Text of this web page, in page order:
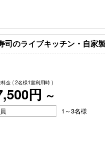
司のライブキッチン・自家
金 ( 2名様1室利用時 )
円 ～
1～3名様